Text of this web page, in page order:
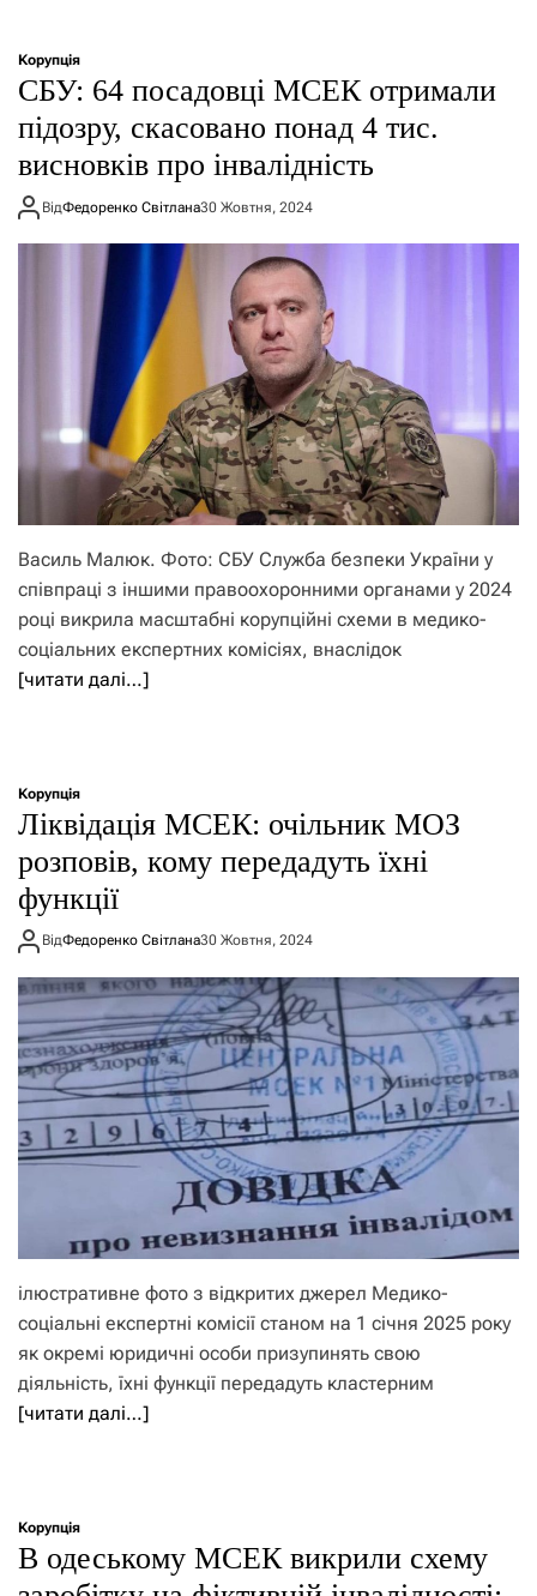
Корупція
СБУ: 64 посадовці МСЕК отримали
підозру, скасовано понад 4 тис.
висновків про інвалідність
ВідФедоренко Світлана30 Жовтня, 2024
Василь Малюк. Фото: СБУ Служба безпеки України у
співпраці з іншими правоохоронними органами у 2024
році викрила масштабні корупційні схеми в медико-
соціальних експертних комісіях, внаслідок
[читати далі…]
Корупція
Ліквідація МСЕК: очільник МОЗ
розповів, кому передадуть їхні
функції
ВідФедоренко Світлана30 Жовтня, 2024
ілюстративне фото з відкритих джерел Медико-
соціальні експертні комісії станом на 1 січня 2025 року
як окремі юридичні особи призупинять свою
діяльність, їхні функції передадуть кластерним
[читати далі…]
Корупція
В одеському МСЕК викрили схему